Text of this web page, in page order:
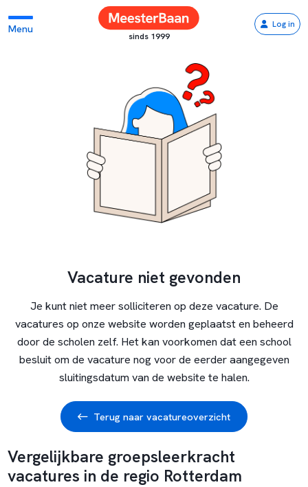
Menu
sinds 1999
Log in
Vacature niet gevonden
Je kunt niet meer solliciteren op deze vacature. De
vacatures op onze website worden geplaatst en beheerd
door de scholen zelf. Het kan voorkomen dat een school
besluit om de vacature nog voor de eerder aangegeven
sluitingsdatum van de website te halen.
Terug naar vacatureoverzicht
Vergelijkbare groepsleerkracht
vacatures in de regio Rotterdam